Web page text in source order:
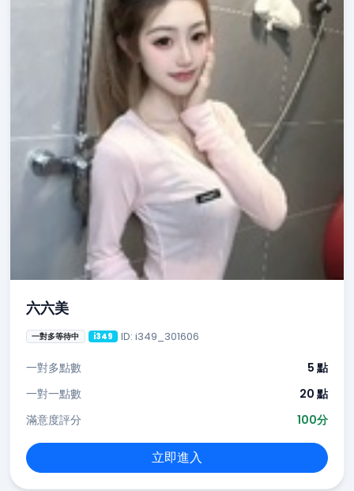
六六美
一對多等待中 i349 ID: i349_301606
一對多點數
5 點
一對一點數
20 點
滿意度評分
100分
立即進入